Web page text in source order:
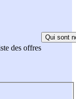
des offres
Qui sont